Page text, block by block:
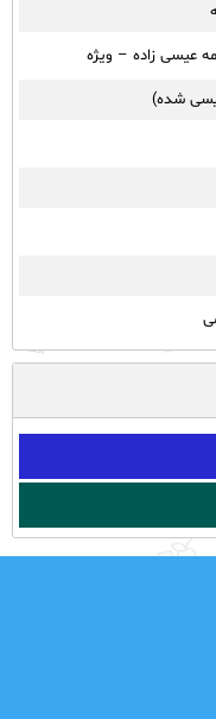
عیسی زاده – ویژه
شده)